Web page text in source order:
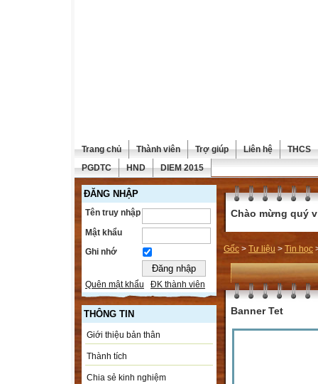
Trang chủ Thành viên Trợ giúp Liên hệ
THCS
PGDTC
HND DIEM 2015
ĐĂNG NHẬP
Tên truy nhập
Mật khẩu
Ghi nhớ
Quên mật khẩu ĐK thành viên
THÔNG TIN
Giới thiệu bản thân
Thành tích
Chia sẻ kinh nghiệm
Chào mừng quý
Gốc > Tư liệu > Tin học
Banner Tet